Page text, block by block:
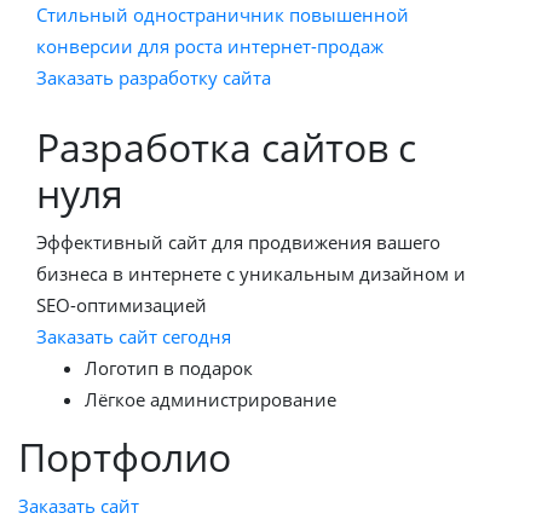
Стильный одностраничник повышенной
конверсии для роста интернет-продаж
Заказать разработку сайта
Разработка сайтов с
нуля
Эффективный сайт для продвижения вашего
бизнеса в интернете с уникальным дизайном и
SEO-оптимизацией
Заказать сайт сегодня
Логотип в подарок
Лёгкое администрирование
Портфолио
Заказать сайт